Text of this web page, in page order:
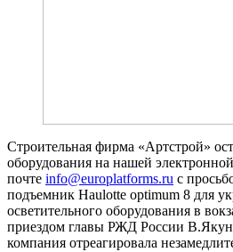
Строительная фирма «Артстрой»
оборудования на нашей электронной
почте info@europlatforms.ru с
подъемник Haulotte optimum 8 для
осветительного оборудования в
приездом главы РЖД России
компания отреагировала